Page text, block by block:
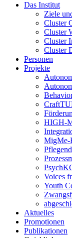
Das Institut
Ziele
Cluster
Cluster
Cluster
Cluster
Personen
Projekte
HIGH-
MigMe-
Voices
Youth
Aktuelles
Promotionen
Publikationen